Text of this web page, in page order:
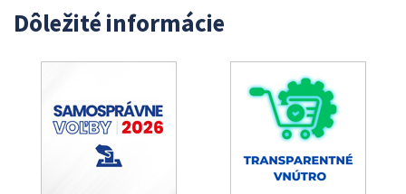
Dôležité informácie